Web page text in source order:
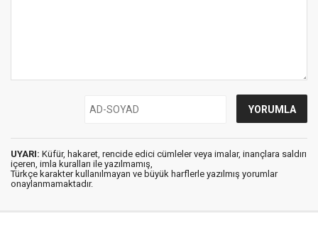
UYARI: Küfür, hakaret, rencide edici cümleler veya imalar, inançlara saldırı
içeren, imla kuralları ile yazılmamış,
Türkçe karakter kullanılmayan ve büyük harflerle yazılmış yorumlar
onaylanmamaktadır.